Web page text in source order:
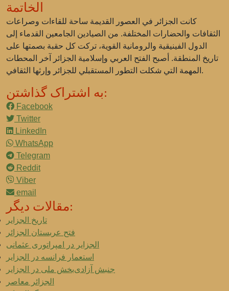
الخاتمة
كانت الجزائر في العصور القديمة ساحة للقاءات وصراعات
الثقافات والحضارات المختلفة. من الصيادين الجامعين القدماء إلى
الدول الفينيقية والرومانية القوية، تركت كل حقبة بصمتها على
تاريخ المنطقة. أصبح الفتح العربي وإسلامية الجزائر آخر المحطات
المهمة التي شكلت التطور المستقبلي للجزائر وإرثها الثقافي.
به اشتراک گذاشتن:
Facebook
Twitter
LinkedIn
WhatsApp
Telegram
Reddit
Viber
email
مقالات دیگر:
تاریخ الجزایر
فتح عربستان الجزائر
الجزایر در امپراتوری عثمانی
استعمار فرانسه در الجزایر
جنبش آزادی‌بخش ملی در الجزایر
الجزائر معاصر